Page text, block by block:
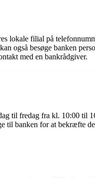
lokale filial på
besøge banken
med en bankrådgiver.
til fredag fra kl. 10:00
til banken for at bekræfte